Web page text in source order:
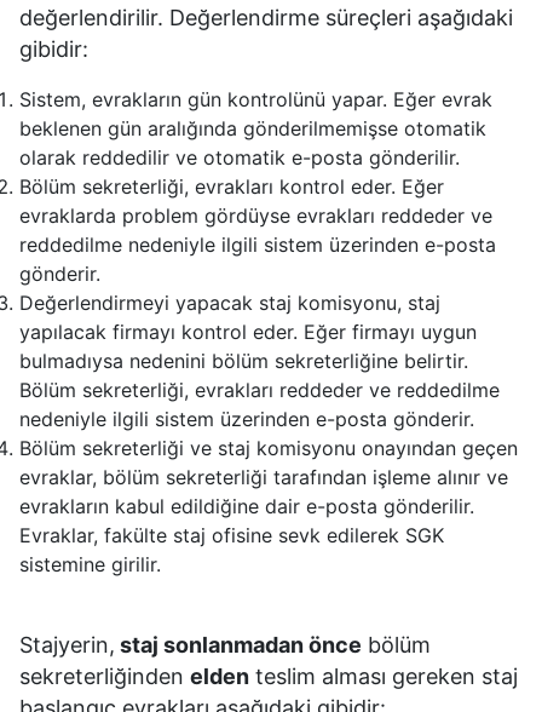
değerlendirilir. Değerlendirme süreçleri aşağıdaki
gibidir:
Sistem, evrakların gün kontrolünü yapar. Eğer evrak
beklenen gün aralığında gönderilmemişse otomatik
olarak reddedilir ve otomatik e-posta gönderilir.
Bölüm sekreterliği, evrakları kontrol eder. Eğer
evraklarda problem gördüyse evrakları reddeder ve
reddedilme nedeniyle ilgili sistem üzerinden e-posta
gönderir.
Değerlendirmeyi yapacak staj komisyonu, staj
yapılacak firmayı kontrol eder. Eğer firmayı uygun
bulmadıysa nedenini bölüm sekreterliğine belirtir.
Bölüm sekreterliği, evrakları reddeder ve reddedilme
nedeniyle ilgili sistem üzerinden e-posta gönderir.
Bölüm sekreterliği ve staj komisyonu onayından geçen
evraklar, bölüm sekreterliği tarafından işleme alınır ve
evrakların kabul edildiğine dair e-posta gönderilir.
Evraklar, fakülte staj ofisine sevk edilerek SGK
sistemine girilir.
Stajyerin, staj sonlanmadan önce bölüm
sekreterliğinden elden teslim alması gereken staj